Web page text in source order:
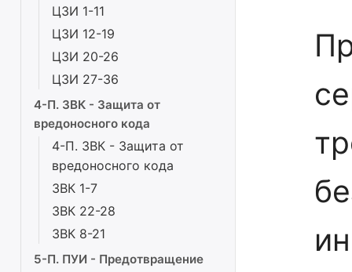
ЦЗИ 1-11
ЦЗИ 12-19
ЦЗИ 20-26
ЦЗИ 27-36
4-П. ЗВК - Защита от
вредоносного кода
4-П. ЗВК - Защита от
вредоносного кода
ЗВК 1-7
ЗВК 22-28
ЗВК 8-21
5-П. ПУИ - Предотвращение